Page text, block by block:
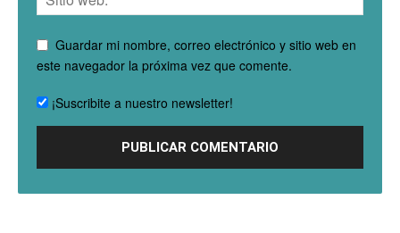
Guardar mi nombre, correo electrónico y sitio web en
este navegador la próxima vez que comente.
¡Suscribite a nuestro newsletter!